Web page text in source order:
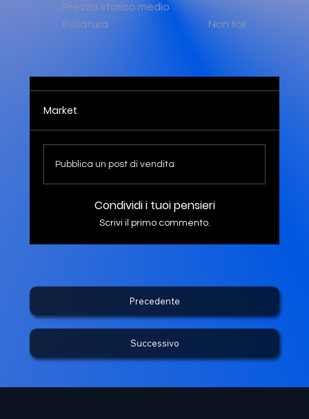
Prezzo storico medio
Foilatura
-
Non foil
Precedente
Successivo
Market
Pubblica un post di vendita
Condividi i tuoi pensieri
Scrivi il primo commento.